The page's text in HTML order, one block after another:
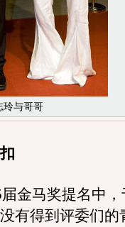
玲与哥哥
金马奖提名中，
有得到评委们的